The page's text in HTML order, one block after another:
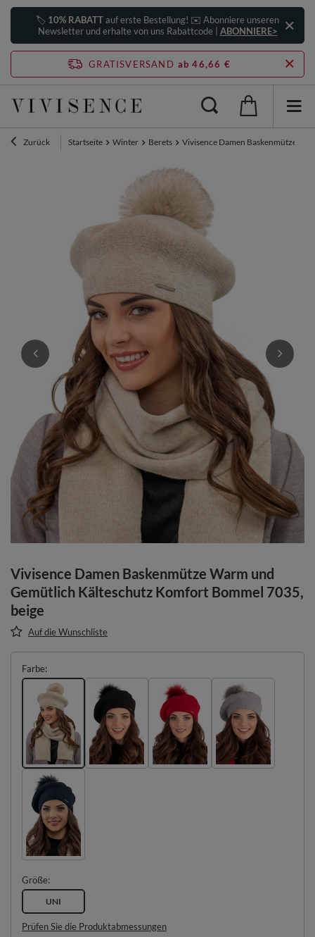
🏷️ 10% RABATTauf erste Bestellung! ✉️ Abonniere unseren
Newsletter und erhalte von uns Rabattcode | ABONNIERE>
GRATISVERSAND ab 46,66 €
Zurück Startseite Winter Berets Vivisence Damen Baskenmütze
Vivisence Damen Baskenmütze Warm und
Gemütlich Kälteschutz Komfort Bommel 7035,
beige
Auf die Wunschliste
Farbe
Größe
UNI
Prüfen Sie die Produktabmessungen